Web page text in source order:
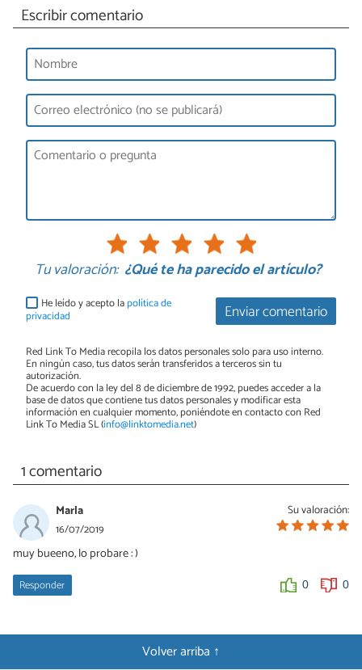
Escribir comentario
Tu valoración: ¿Qué te ha parecido el artículo?
Enviar comentario
He leído y acepto lapolítica de
privacidad
Red Link To Media recopila los datos personales solo para uso interno.
En ningún caso, tus datos serán transferidos a terceros sin tu
autorización.
De acuerdo con la ley del 8 de diciembre de 1992, puedes acceder a la
base de datos que contiene tus datos personales y modificar esta
información en cualquier momento, poniéndote en contacto con Red
Link To Media SL (info@linktomedia.net)
1 comentario
Su valoración:
Marla
16/07/2019
muy bueeno, lo probare : )
Responder 0 0
Volver arriba ↑